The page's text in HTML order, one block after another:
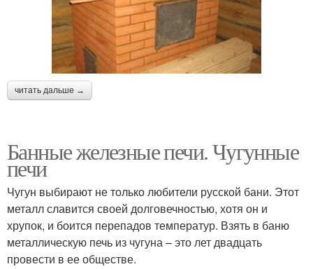
читать дальше →
Банные железные печи. Чугунные
печи
Чугун выбирают не только любители русской бани. Этот
металл славится своей долговечностью, хотя он и
хрупок, и боится перепадов температур. Взять в баню
металлическую печь из чугуна – это лет двадцать
провести в ее обществе.